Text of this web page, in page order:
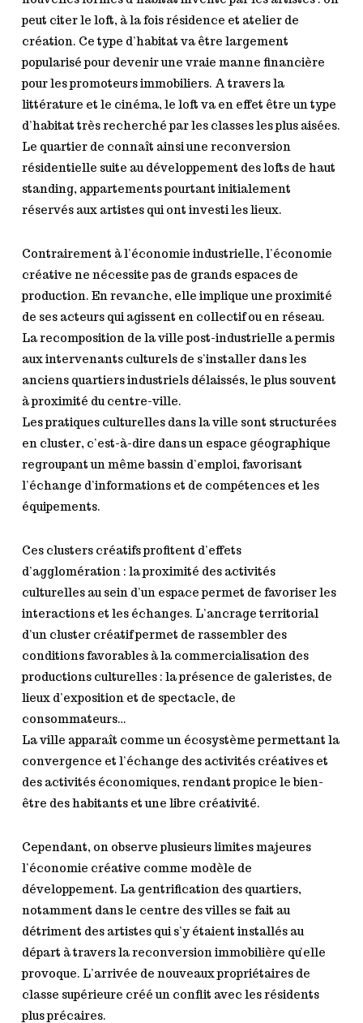
peut citer le loft, à la fois résidence et atelier de
création. Ce type d’habitat va être largement
popularisé pour devenir une vraie manne financière
pour les promoteurs immobiliers. A travers la
littérature et le cinéma, le loft va en effet être un type
d’habitat très recherché par les classes les plus aisées.
Le quartier de connaît ainsi une reconversion
résidentielle suite au développement des lofts de haut
standing, appartements pourtant initialement
réservés aux artistes qui ont investi les lieux.
Contrairement à l’économie industrielle, l’économie
créative ne nécessite pas de grands espaces de
production. En revanche, elle implique une proximité
de ses acteurs qui agissent en collectif ou en réseau.
La recomposition de la ville post-industrielle a permis
aux intervenants culturels de s’installer dans les
anciens quartiers industriels délaissés, le plus souvent
à proximité du centre-ville.
Les pratiques culturelles dans la ville sont structurées
en cluster, c’est-à-dire dans un espace géographique
regroupant un même bassin d’emploi, favorisant
l’échange d’informations et de compétences et les
équipements.
Ces clusters créatifs profitent d’effets
d’agglomération : la proximité des activités
culturelles au sein d’un espace permet de favoriser les
interactions et les échanges. L’ancrage territorial
d’un cluster créatif permet de rassembler des
conditions favorables à la commercialisation des
productions culturelles : la présence de galeristes, de
lieux d’exposition et de spectacle, de
consommateurs…
La ville apparaît comme un écosystème permettant la
convergence et l’échange des activités créatives et
des activités économiques, rendant propice le bien-
être des habitants et une libre créativité.
Cependant, on observe plusieurs limites majeures
l’économie créative comme modèle de
développement. La gentrification des quartiers,
notamment dans le centre des villes se fait au
détriment des artistes qui s’y étaient installés au
départ à travers la reconversion immobilière qu’elle
provoque. L’arrivée de nouveaux propriétaires de
classe supérieure créé un conflit avec les résidents
plus précaires.